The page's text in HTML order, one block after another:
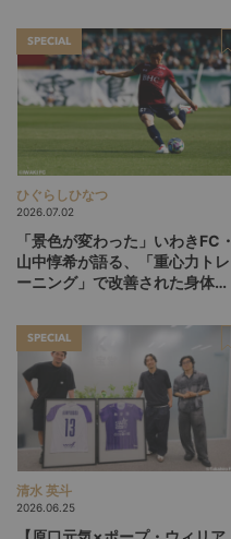
SPECIAL
ひぐらしひなつ
2026.07.02
「景色が変わった」いわきFC・
山中惇希が語る、「重心力トレ
ーニング」で改善された身体と
SPECIAL
清水 英斗
2026.06.25